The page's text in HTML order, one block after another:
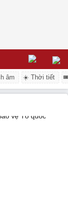
âm ☀️ Thời tiết